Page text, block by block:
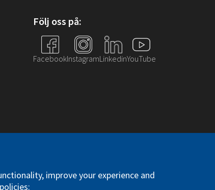
Följ oss på:
FacebookInstagramLinkedinYouTube
improve your experience and